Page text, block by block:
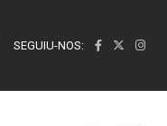
SEGUIU-NOS: